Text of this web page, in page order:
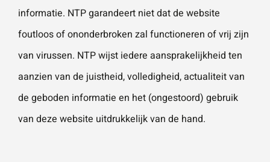
E-mailadres*
Telefoonnummer
informatie. NTP garandeert niet dat de website
foutloos of ononderbroken zal functioneren of vrij zijn
van virussen. NTP wijst iedere aansprakelijkheid ten
aanzien van de juistheid, volledigheid, actualiteit van
de geboden informatie en het (ongestoord) gebruik
van deze website uitdrukkelijk van de hand.